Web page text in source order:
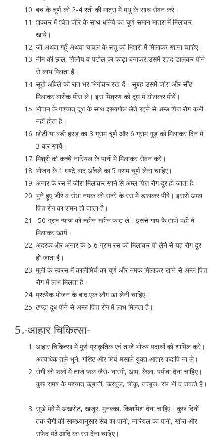
बच के चूर्ण को 2-4 रती की मात्रा में मधु के साथ सेवन करे।
शक्कर में श्वेत जीरे के साथ धनिये का चूर्ण समान मात्रा में मिलाकर
खाये।
जौ अथवा गेहूँ अथवा चावल के सत्तू को मिश्री में मिलाकर खाना चाहिए।
नीम की छाल, गिलोय व पटोल का काढ़ा बनाकर उसमें शहद डालकर पीने
से लाभ मिलता है।
सूखे आँवले को रात भर भिगोकर रख दें। सुबह उसमें जीरा और सौंठ
मिलाकर बारीक पीस ले। इस मिश्रण को दूध में घोलकर पीयें।
भोजन के पश्चात् दूध के साथ इसबगोल लेते रहने से अम्ल पित्त रोग कभी
नहीं होता है।
छोटी या बड़ी हरड़ का 3 ग्राम चूर्ण और 6 ग्राम गुड़ को मिलाकर दिन में
3 बार खायें।
मिश्री को कच्चे नारियल के पानी में मिलाकर सेवन करे।
भोजन के 1 घण्टे बाद आँवले का 5 ग्राम चूर्ण लेना चाहिए।
अनार के रस में जीरा मिलाकर खाने से अम्ल पित्त रोग दूर हो जाता है।
भुने हुए जीरे व सेंधा नमक को संतरे के रस में डालकर पीये। इससे अम्ल
पित्त रोग का शमन हो जाता है।
50 ग्राम प्याज को महीन-महीन काट ले। इससे गाय के ताजे दही में
मिलाकर खायें।
अदरक और अनार के 6-6 ग्राम रस को मिलाकर पी लेने से यह रोग दूर
हो जाता है।
मूली के स्वरस में कालीमिर्च का चूर्ण और नमक मिलाकर खाने से अम्ल पित्त
रोग में लाभ मिलता है।
प्रत्येक भोजन के बाद एक लौंग खा लेनी चाहिए।
ठण्डा दूध पीने से अम्ल पित्त रोग में लाभ मिलता है।
5.-आहार चिकित्सा-
आहार चिकित्सा में पूर्ण प्राकृतिक एवं ताजे भोज्य पदार्थो को शामिल करे।
अत्यधिक तले-भुने, गरिष्ठ और मिर्च-मसाले युक्त आहार कदापि ना ले।
रोगी को फलों में ताजे फल जैसे- नारंगी, आम, केला, पपीता देना चाहिए।
कुछ समय के पश्चात् खूबानी, खरबूज, चीकू, तरबूज, सेब भी दे सकते है।
सूखे मेवे में अखरोट, खजूर, मुनक्का, किशमिश देना चाहिए। कुछ दिनों
तक रोगी की सामथ्र्यानुसार सेब का पानी, नारियल का पानी, खीरा और
सफेद पेठे आदि का रस देना चाहिए।